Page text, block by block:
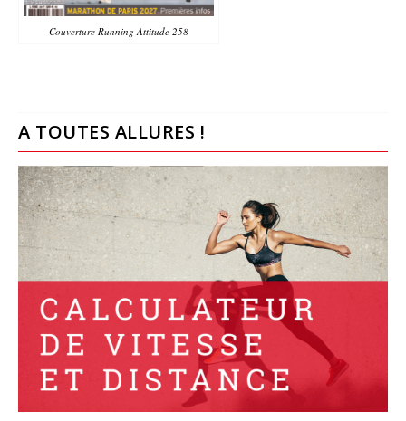
Couverture Running Attitude 258
A TOUTES ALLURES !